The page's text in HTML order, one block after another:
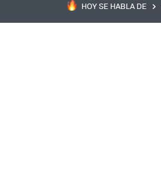
HOY SE HABLA DE